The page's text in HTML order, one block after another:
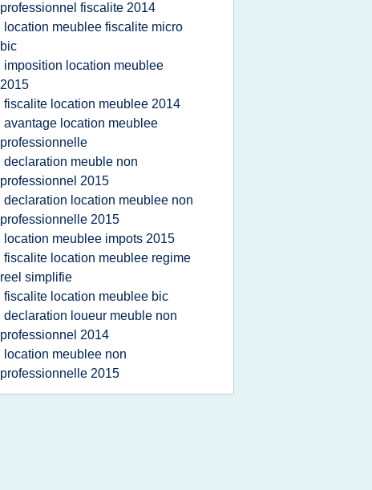
professionnel fiscalite 2014
location meublee fiscalite micro
bic
imposition location meublee
2015
fiscalite location meublee 2014
avantage location meublee
professionnelle
declaration meuble non
professionnel 2015
declaration location meublee non
professionnelle 2015
location meublee impots 2015
fiscalite location meublee regime
reel simplifie
fiscalite location meublee bic
declaration loueur meuble non
professionnel 2014
location meublee non
professionnelle 2015